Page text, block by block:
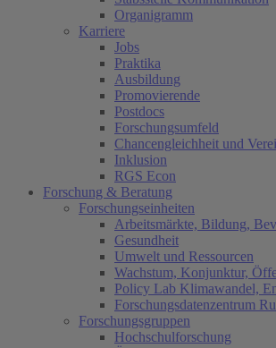
Organigramm
Karriere
Jobs
Praktika
Ausbildung
Promovierende
Postdocs
Forschungsumfeld
Chancengleichheit und
Inklusion
RGS Econ
Forschung & Beratung
Forschungseinheiten
Arbeitsmärkte, Bildung,
Gesundheit
Umwelt und Ressourcen
Wachstum, Konjunktur,
Policy Lab Klimawandel,
Forschungsdatenzentrum
Forschungsgruppen
Hochschulforschung